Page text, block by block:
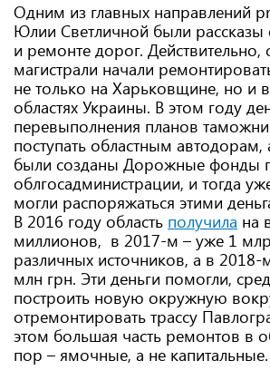
Одним из главных направлений
Юлии Светличной были рассказы
и ремонте дорог. Действительно,
магистрали начали
не только на Харьковщине, но и
областях Украины. В этом году
перевыполнения планов
поступать областным автодорам,
были созданы Дорожные фонды
облгосадминистрации, и тогда
могли распоряжаться этими
В 2016 году область получила на
миллионов, в 2017-м – уже 1
различных источников, а в
млн грн. Эти деньги помогли,
построить новую окружную
отремонтировать трассу
этом большая часть ремонтов в
пор – ямочные, а не капитальные.